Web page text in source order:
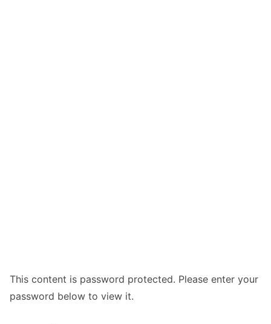
This content is password protected. Please enter your
password below to view it.